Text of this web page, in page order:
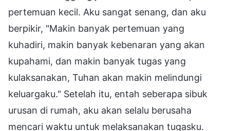
pertemuan kecil. Aku sangat senang, dan aku
berpikir, "Makin banyak pertemuan yang
kuhadiri, makin banyak kebenaran yang akan
kupahami, dan makin banyak tugas yang
kulaksanakan, Tuhan akan makin melindungi
keluargaku." Setelah itu, entah seberapa sibuk
urusan di rumah, aku akan selalu berusaha
mencari waktu untuk melaksanakan tugasku.